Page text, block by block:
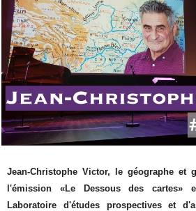
Jean-Christophe Victor, le géographe et
l'émission «Le Dessous des cartes»
Laboratoire d'études prospectives et